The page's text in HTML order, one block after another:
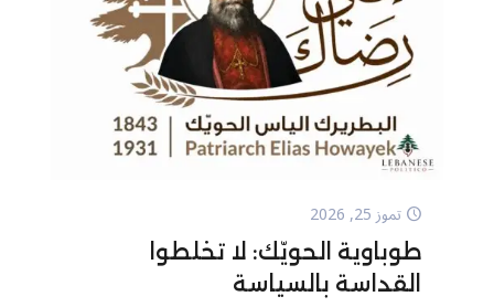
تموز 25, 2026
طوباوية الحويّك: لا تخلطوا
القداسة بالسياسة